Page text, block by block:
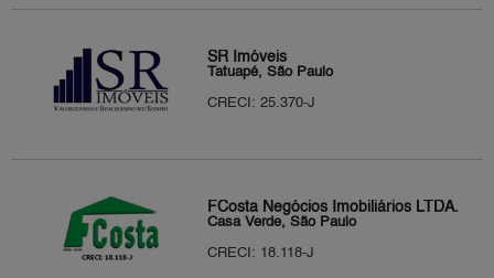
SR Imóveis
Tatuapé, São Paulo
CRECI: 25.370-J
FCosta Negócios Imobiliários LTDA.
Casa Verde, São Paulo
CRECI: 18.118-J